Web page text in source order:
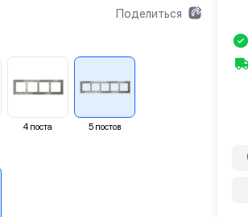
Поделиться
4 поста 5 постов